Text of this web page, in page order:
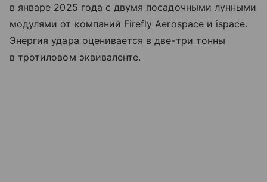
в январе 2025 года с двумя посадочными лунными
модулями от компаний Firefly Aerospace и ispace.
Энергия удара оценивается в две-три тонны
в тротиловом эквиваленте.